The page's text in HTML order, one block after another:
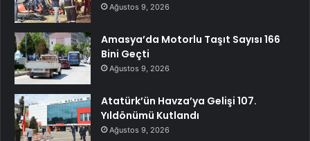
Ağustos 9, 2026
Amasya’da Motorlu Taşıt Sayısı 166
Bini Geçti
Ağustos 9, 2026
Atatürk’ün Havza’ya Gelişi 107.
Yıldönümü Kutlandı
Ağustos 9, 2026